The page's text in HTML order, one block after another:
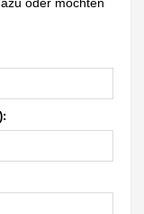
oder möchten